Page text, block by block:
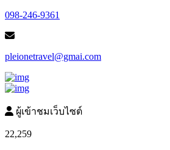
098-246-9361
pleionetravel@gmai.com
ผู้เข้าชมเว็บไซต์
22,259